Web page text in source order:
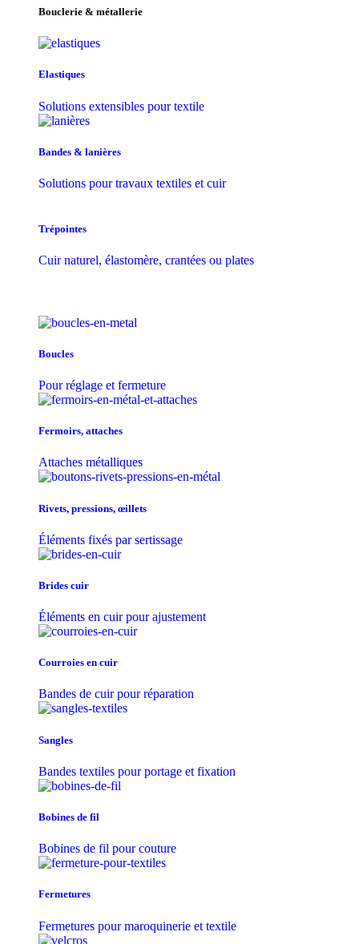
Bouclerie & métallerie
Elastiques
Solutions extensibles pour textile
Bandes & lanières
Solutions pour travaux textiles et cuir
Trépointes
Cuir naturel, élastomère, crantées ou plates
Boucles
Pour réglage et fermeture
Fermoirs, attaches
Attaches métalliques
Rivets, pressions, œillets
Éléments fixés par sertissage
Brides cuir
Éléments en cuir pour ajustement
Courroies en cuir
Bandes de cuir pour réparation
Sangles
Bandes textiles pour portage et fixation
Bobines de fil
Bobines de fil pour couture
Fermetures
Fermetures pour maroquinerie et textile